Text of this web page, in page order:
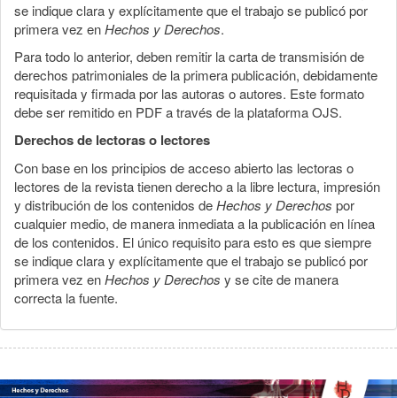
se indique clara y explícitamente que el trabajo se publicó por
primera vez enHechos y Derechos.
Para todo lo anterior, deben remitir la carta de transmisión de
derechos patrimoniales de la primera publicación, debidamente
requisitada y firmada por las autoras o autores. Este formato
debe ser remitido en PDF a través de la plataforma OJS.
Derechos de lectoras o lectores
Con base en los principios de acceso abierto las lectoras o
lectores de la revista tienen derecho a la libre lectura, impresión
y distribución de los contenidos deHechos y Derechos por
cualquier medio, de manera inmediata a la publicación en línea
de los contenidos. El único requisito para esto es que siempre
se indique clara y explícitamente que el trabajo se publicó por
primera vez enHechos y Derechos y se cite de manera
correcta la fuente.